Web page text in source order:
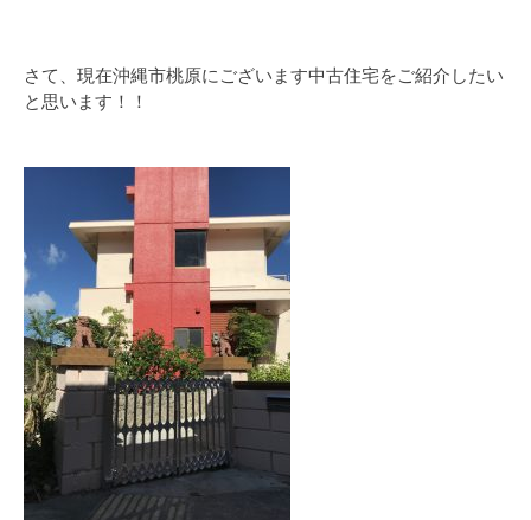
さて、現在沖縄市桃原にございます中古住宅をご紹介したい
と思います！！